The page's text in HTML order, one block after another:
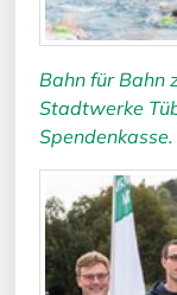
Bahn für Bahn
Stadtwerke